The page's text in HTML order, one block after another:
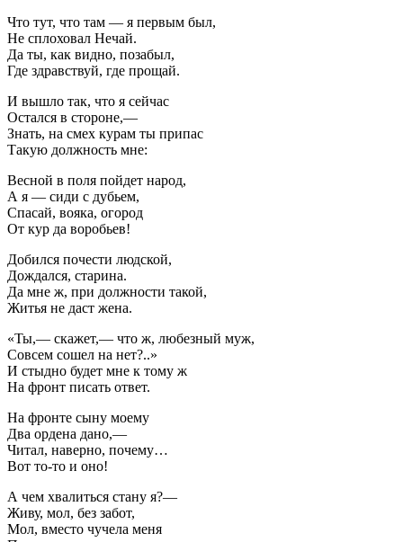
Что тут, что там — я первым был,
Не сплоховал Нечай.
Да ты, как видно, позабыл,
Где здравствуй, где прощай.
И вышло так, что я сейчас
Остался в стороне,—
Знать, на смех курам ты припас
Такую должность мне:
Весной в поля пойдет народ,
А я — сиди с дубьем,
Спасай, вояка, огород
От кур да воробьев!
Добился почести людской,
Дождался, старина.
Да мне ж, при должности такой,
Житья не даст жена.
«Ты,— скажет,— что ж, любезный муж,
Совсем сошел на нет?..»
И стыдно будет мне к тому ж
На фронт писать ответ.
На фронте сыну моему
Два ордена дано,—
Читал, наверно, почему…
Вот то-то и оно!
А чем хвалиться стану я?—
Живу, мол, без забот,
Мол, вместо чучела меня